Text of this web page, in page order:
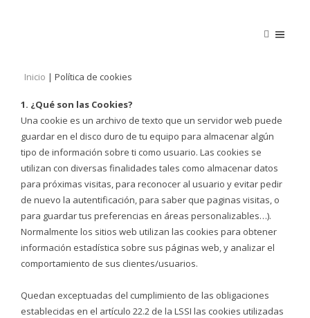
Inicio | Política de cookies
1. ¿Qué son las Cookies?
Una cookie es un archivo de texto que un servidor web puede
guardar en el disco duro de tu equipo para almacenar algún
tipo de información sobre ti como usuario. Las cookies se
utilizan con diversas finalidades tales como almacenar datos
para próximas visitas, para reconocer al usuario y evitar pedir
de nuevo la autentificación, para saber que paginas visitas, o
para guardar tus preferencias en áreas personalizables…).
Normalmente los sitios web utilizan las cookies para obtener
información estadística sobre sus páginas web, y analizar el
comportamiento de sus clientes/usuarios.
Quedan exceptuadas del cumplimiento de las obligaciones
establecidas en el artículo 22.2 de la LSSI las cookies utilizadas